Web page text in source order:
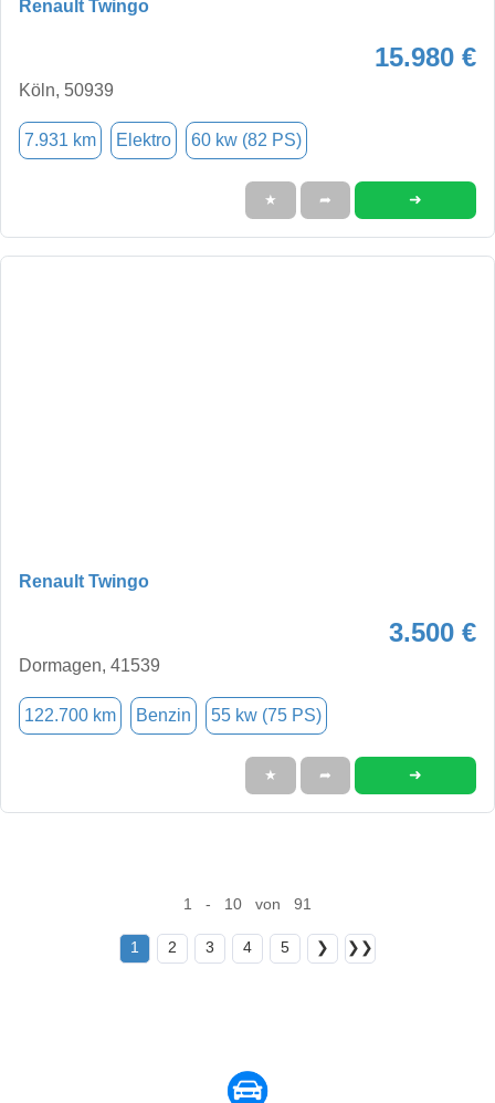
Renault Twingo
15.980 €
Köln, 50939
7.931 km Elektro 60 kw (82 PS)
★ ➦ ➜
Renault Twingo
3.500 €
Dormagen, 41539
122.700 km Benzin 55 kw (75 PS)
★ ➦ ➜
1 - 10 von 91
1 2 3 4 5 ❯ ❯❯